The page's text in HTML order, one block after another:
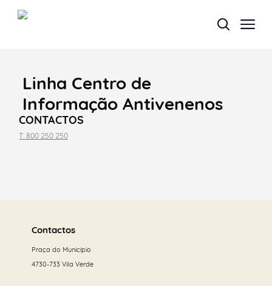
Termo de Pesquisa
Filtros
Linha Centro de
Informação Antivenenos
CONTACTOS
T: 800 250 250
maisContactos
Praça do Município
4730-733 Vila Verde